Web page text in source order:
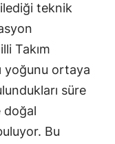
teknik
Takım
yoğunu ortaya
süre
doğal
Bu